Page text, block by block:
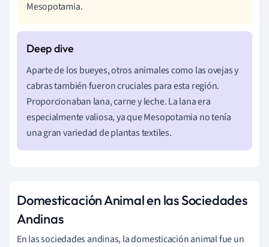
Mesopotamia.
Aparte de los bueyes, otros animales como las ovejas y
cabras también fueron cruciales para esta región.
Proporcionaban lana, carne y leche. La lana era
especialmente valiosa, ya que Mesopotamia no tenía
una gran variedad de plantas textiles.
Domesticación Animal en las Sociedades
Andinas
En las sociedades andinas, la domesticación animal fue un